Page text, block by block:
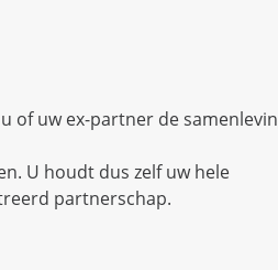
of uw ex-partner de
U houdt dus zelf uw hele
partnerschap.